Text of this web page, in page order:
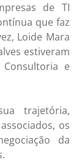
de TI
que faz
Loide Mara
estiveram
e
trajetória,
os
da